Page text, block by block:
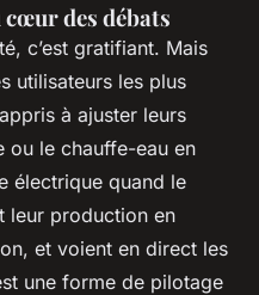
des débats
c’est gratifiant. Mais
utilisateurs les plus
à ajuster leurs
ou le chauffe-eau en
électrique quand le
leur production en
et voient en direct les
une forme de pilotage